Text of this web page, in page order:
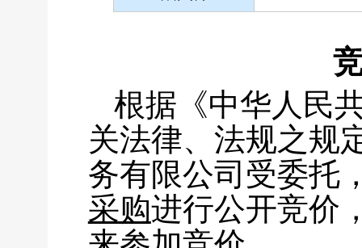
根据《中华人民
关法律、法规之规
务有限公司受委托
采购进行公开竞价